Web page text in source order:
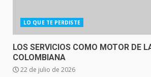
LO QUE TE PERDISTE
LOS SERVICIOS COMO MOTOR DE
COLOMBIANA
22 de julio de 2026